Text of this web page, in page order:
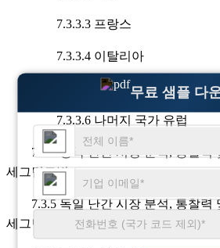
무료 샘플 다
7.3.3.3 프랑스
7.3.3.4 이탈리아
7.3.3.5 스페인
7.3.3.6 나머지 국가 유럽
7.3.4 영국 난간 시장 분석, 통찰력
세그먼트별
7.3.5 독일 난간 시장 분석, 통찰력
세그먼트별